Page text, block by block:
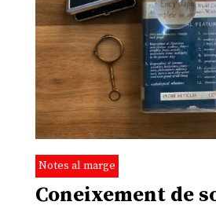
Notes al marge
Coneixement de